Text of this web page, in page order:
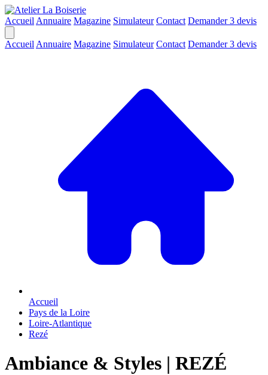
Accueil Annuaire Magazine Simulateur Contact Demander 3 devis
Accueil Annuaire Magazine Simulateur Contact Demander 3 devis
Accueil
Pays de la Loire
Loire-Atlantique
Rezé
Ambiance & Styles | REZÉ